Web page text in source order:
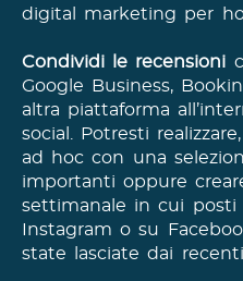
digital marketing per
Condividi le recensioni
Google Business,
altra piattaforma
social. Potresti
ad hoc con una
importanti oppure
settimanale in cui posti
Instagram o su
state lasciate dai